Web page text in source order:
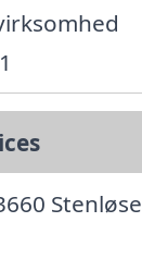
Stenløse